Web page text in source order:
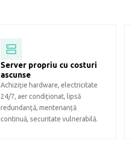
Server propriu cu costuri
ascunse
Achiziție hardware, electricitate
24/7, aer condiționat, lipsă
redundanță, mentenanță
continuă, securitate vulnerabilă.